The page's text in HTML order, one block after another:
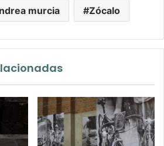
murcia Zócalo